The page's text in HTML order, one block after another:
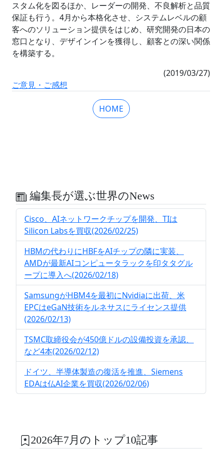
スタム化を図るほか、レーダーの開発、不良解析と品質
保証も行う。4月から本格化させ、システムレベルの顧
客へのソリューション提供をはじめ、研究開発の日本の
窓口となり、デザインインを獲得し、顧客との深い関係
を構築する。
(2019/03/27)
ご意見・ご感想
HOME
編集長が選ぶ世界のNews
Cisco、AIネットワークチップを開発、TIは
Silicon Labsを買収(2026/02/25)
HBMの代わりにHBFをAIチップの隣に実装、
AMDが最新AIコンピュータラックを印タタグル
ープに導入へ(2026/02/18)
SamsungがHBM4を最初にNvidiaに出荷、米
EPCはeGaN技術をルネサスにライセンス提供
(2026/02/13)
TSMC取締役会が450億ドルの設備投資を承認、
など4本(2026/02/12)
ドイツ、半導体製造の復活を推進、Siemens
EDAは仏AI企業を買収(2026/02/06)
2026年7月のトップ10記事